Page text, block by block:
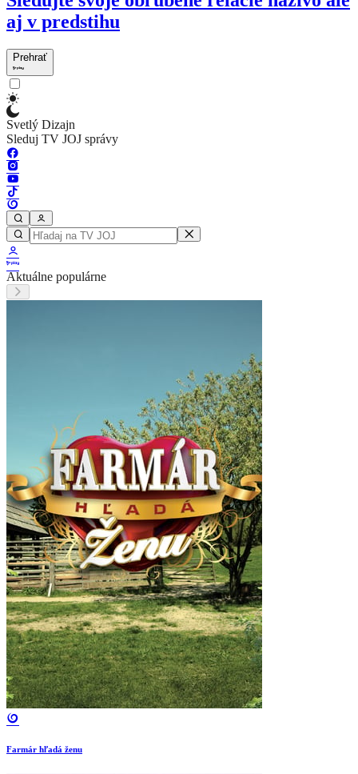
aj v predstihu
Prehrať
Svetlý Dizajn
Sleduj TV JOJ správy
Aktuálne populárne
Farmár hľadá ženu